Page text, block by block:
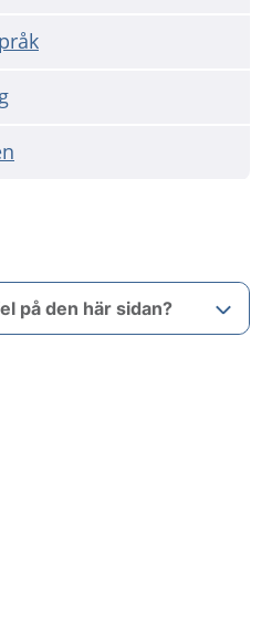
på den här sidan?